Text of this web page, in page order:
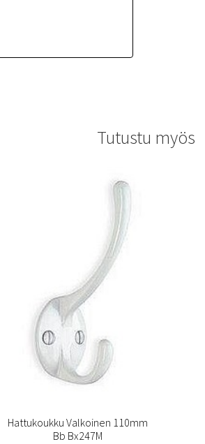
Tutustu myös
Hattukoukku Valkoinen 110mm
Bb Bx247M